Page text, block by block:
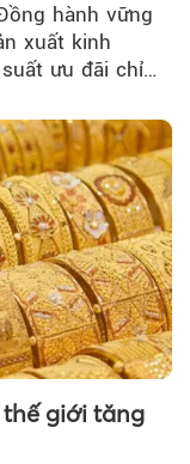
hành vững
xuất kinh
ưu đãi chỉ
thế giới tăng